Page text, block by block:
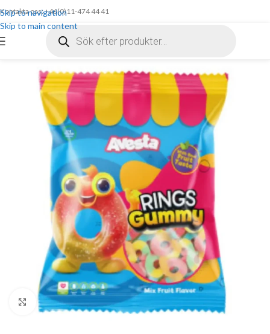
Skip to navigation
Skip to main content
Kontakta oss: +46(0)11-474 44 41
Click to enlarge